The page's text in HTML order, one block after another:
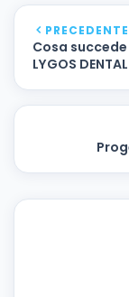
PRECEDENTE
Cosa
LYGOS DENTAL